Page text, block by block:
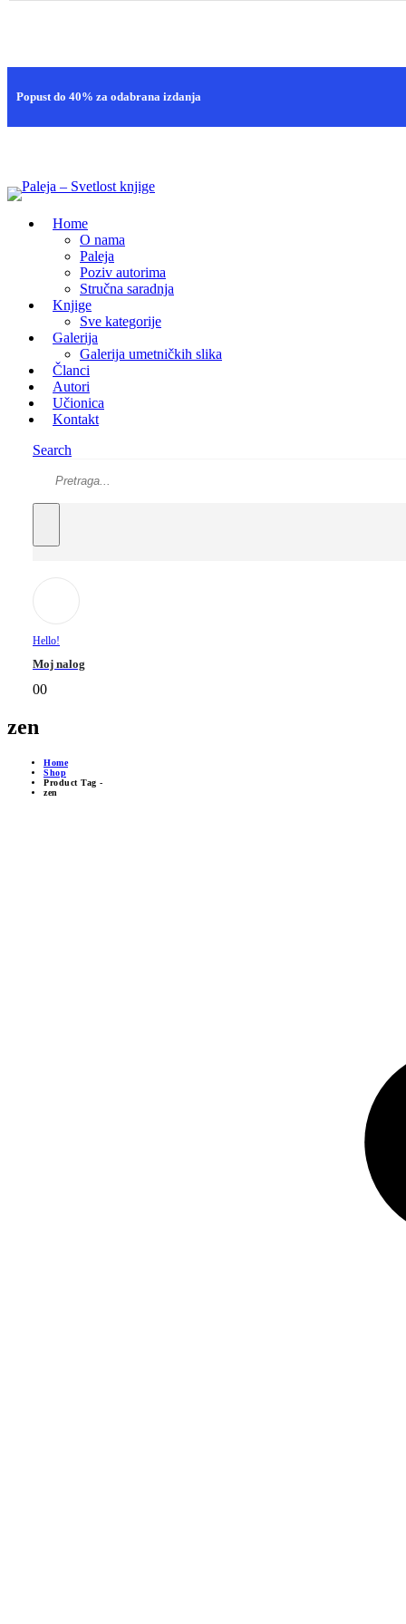
Popust do 40% za odabrana izdanja
Home
O nama
Paleja
Poziv autorima
Stručna saradnja
Knjige
Sve kategorije
Galerija
Galerija umetničkih slika
Članci
Autori
Učionica
Kontakt
Search
Hello!
Moj nalog
00
zen
Home
Shop
Product Tag -
zen